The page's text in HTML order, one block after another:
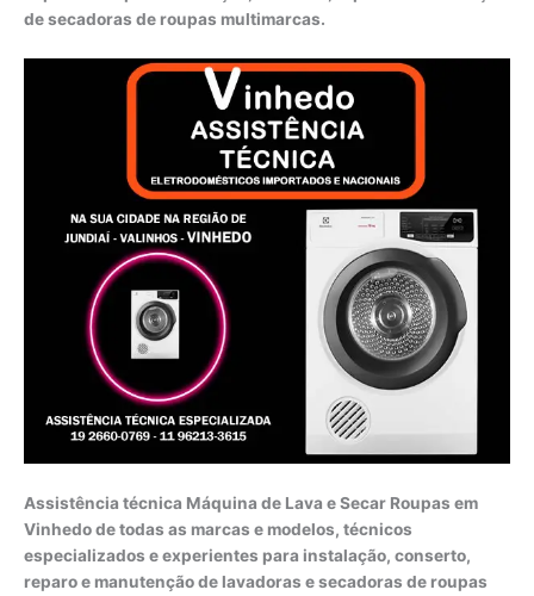
de secadoras de roupas multimarcas.
Assistência técnica Máquina de Lava e Secar Roupas em
Vinhedo de todas as marcas e modelos, técnicos
especializados e experientes para instalação, conserto,
reparo e manutenção de lavadoras e secadoras de roupas